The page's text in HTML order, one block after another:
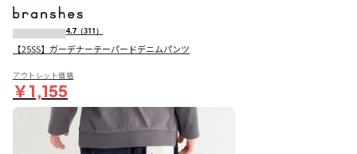
4.7 （311）
【25SS】ガーデナーテーパードデニムパンツ
アウトレット価格
￥1,155